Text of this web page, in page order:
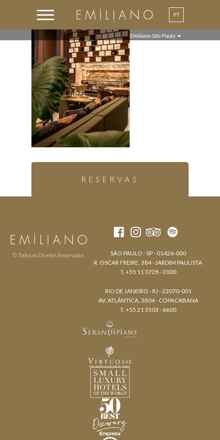
PT
EN
Emiliano São Paulo
RESERVAS
© Todos os Direitos Reservados.
SÃO PAULO - SP - 01426-000
R. OSCAR FREIRE, 384 - JARDIM PAULISTA
T. +55 11 3728 - 2000
RIO DE JANEIRO - RJ - 22070-001
AV. ATLÂNTICA, 3804 - COPACABANA
T. +55 21 3503 - 6600